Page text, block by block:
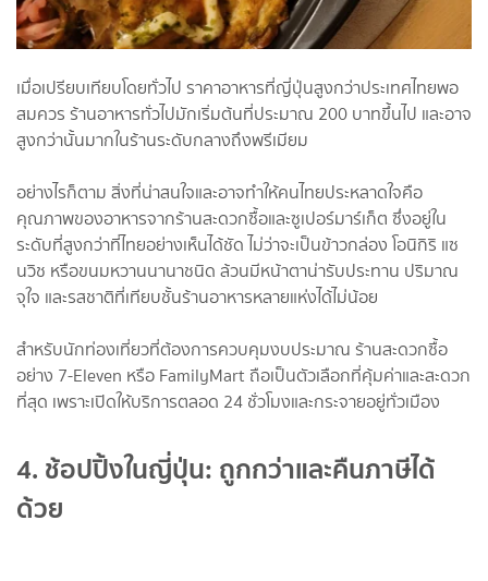
เมื่อเปรียบเทียบโดยทั่วไป ราคาอาหารที่ญี่ปุ่นสูงกว่าประเทศไทยพอ
สมควร ร้านอาหารทั่วไปมักเริ่มต้นที่ประมาณ 200 บาทขึ้นไป และอาจ
สูงกว่านั้นมากในร้านระดับกลางถึงพรีเมียม
อย่างไรก็ตาม สิ่งที่น่าสนใจและอาจทำให้คนไทยประหลาดใจคือ
คุณภาพของอาหารจากร้านสะดวกซื้อและซูเปอร์มาร์เก็ต ซึ่งอยู่ใน
ระดับที่สูงกว่าที่ไทยอย่างเห็นได้ชัด ไม่ว่าจะเป็นข้าวกล่อง โอนิกิริ แซ
นวิช หรือขนมหวานนานาชนิด ล้วนมีหน้าตาน่ารับประทาน ปริมาณ
จุใจ และรสชาติที่เทียบชั้นร้านอาหารหลายแห่งได้ไม่น้อย
สำหรับนักท่องเที่ยวที่ต้องการควบคุมงบประมาณ ร้านสะดวกซื้อ
อย่าง 7-Eleven หรือ FamilyMart ถือเป็นตัวเลือกที่คุ้มค่าและสะดวก
ที่สุด เพราะเปิดให้บริการตลอด 24 ชั่วโมงและกระจายอยู่ทั่วเมือง
4. ช้อปปิ้งในญี่ปุ่น: ถูกกว่าและคืนภาษีได้
ด้วย